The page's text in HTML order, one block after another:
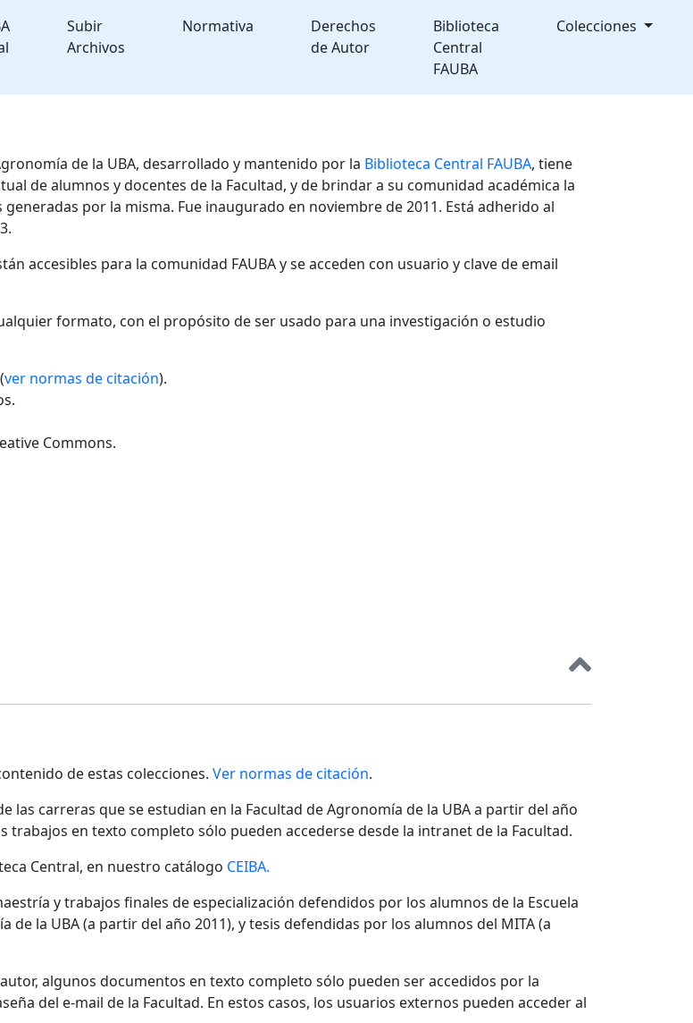
Subir
Archivos
Normativa
Derechos
de Autor
Biblioteca
Central
FAUBA
Colecciones
de la UBA, desarrollado y mantenido por la Biblioteca Central FAUBA, tiene
de alumnos y docentes de la Facultad, y de brindar a su comunidad académica la
por la misma. Fue inaugurado en noviembre de 2011. Está adherido al
accesibles para la comunidad FAUBA y se acceden con usuario y clave de email
formato, con el propósito de ser usado para una investigación o estudio
ver normas de citación).
Commons.
de estas colecciones. Ver normas de citación.
las carreras que se estudian en la Facultad de Agronomía de la UBA a partir del año
trabajos en texto completo sólo pueden accederse desde la intranet de la Facultad.
Central, en nuestro catálogo CEIBA.
y trabajos finales de especialización defendidos por los alumnos de la Escuela
la UBA (a partir del año 2011), y tesis defendidas por los alumnos del MITA (a
algunos documentos en texto completo sólo pueden ser accedidos por la
del e-mail de la Facultad. En estos casos, los usuarios externos pueden acceder al